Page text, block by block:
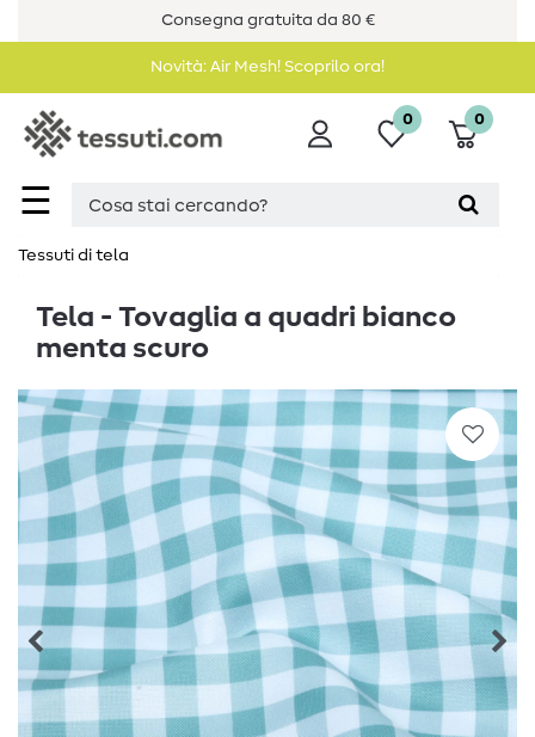
Consegna gratuita da 80 €
Novità: Air Mesh! Scoprilo ora!
☰
0 0
Tessuti di tela
Tela - Tovaglia a quadri bianco
menta scuro